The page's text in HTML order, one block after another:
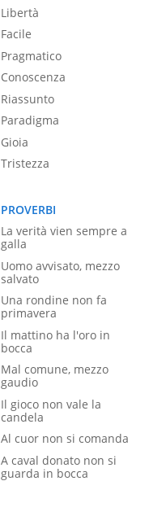
Libertà
Facile
Pragmatico
Conoscenza
Riassunto
Paradigma
Gioia
Tristezza
PROVERBI
La verità vien sempre a
galla
Uomo avvisato, mezzo
salvato
Una rondine non fa
primavera
Il mattino ha l'oro in
bocca
Mal comune, mezzo
gaudio
Il gioco non vale la
candela
Al cuor non si comanda
A caval donato non si
guarda in bocca